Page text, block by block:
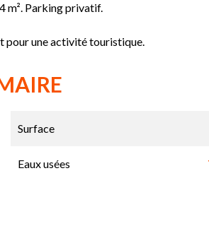
m². Parking privatif.
pour une activité touristique.
Surface
Eaux usées